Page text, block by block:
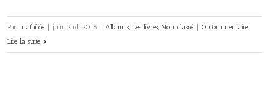
Par mathilide juin 2nd, 2016 Albums, Les livres, Non classé
0 Commentaire
Lire la suite